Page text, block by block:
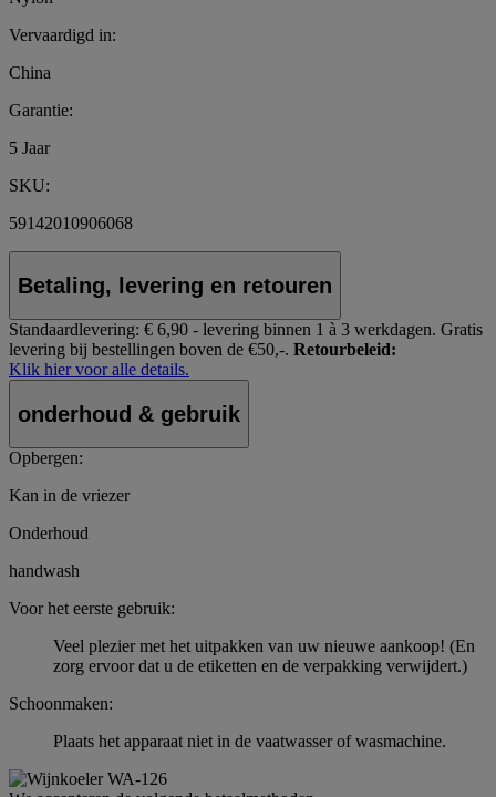
Vervaardigd in:
China
Garantie:
5 Jaar
SKU:
59142010906068
Betaling, levering en retouren
Standaardlevering: € 6,90 - levering binnen 1 à 3 werkdagen. Gratis
levering bij bestellingen boven de €50,-. Retourbeleid:
Klik hier voor alle details.
onderhoud & gebruik
Opbergen:
Kan in de vriezer
Onderhoud
handwash
Voor het eerste gebruik:
Veel plezier met het uitpakken van uw nieuwe aankoop! (En
zorg ervoor dat u de etiketten en de verpakking verwijdert.)
Schoonmaken:
Plaats het apparaat niet in de vaatwasser of wasmachine.